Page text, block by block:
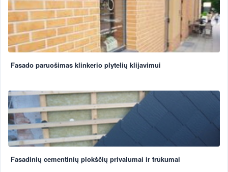
Fasado paruošimas klinkerio plytelių klijavimui
Fasadinių cementinių plokščių privalumai ir trūkumai